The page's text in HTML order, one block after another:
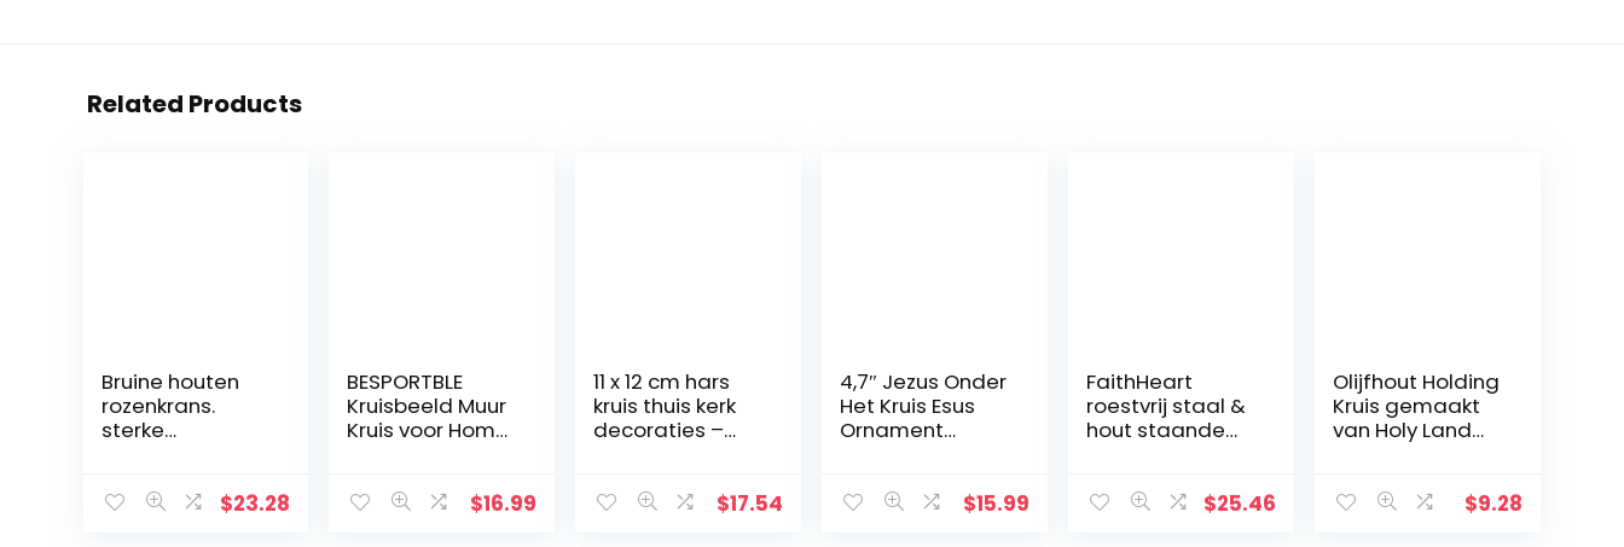
Related Products
Bruine houten
rozenkrans.
sterke
houten
$23.28
BESPORTBLE
Kruisbeeld Muur
Kruis voor Home
Kruisbeeld
$16.99
11 x 12 cm hars
kruis thuis kerk
decoraties –
decoratie –
$17.54
4,7″ Jezus Onder
Het Kruis Esus
Ornament
Figuur Kerstmis
$15.99
FaithHeart
roestvrij staal &
hout staande
Religieuze Home
$25.46
Olijfhout Holding
Kruis gemaakt
van Holy Land
$9.28